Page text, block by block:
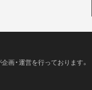
画・運営を行っております。